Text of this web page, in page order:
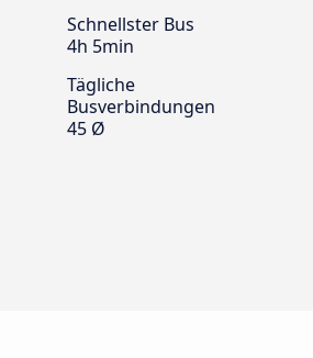
Schnellster Bus
4h 5min
Tägliche
Busverbindungen
45 Ø